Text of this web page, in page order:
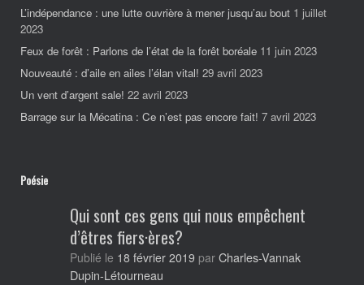
L’indépendance : une lutte ouvrière à mener jusqu’au bout 1 juillet
2023
Feux de forêt : Parlons de l’état de la forêt boréale 11 juin 2023
Nouveauté : d’aile en ailes l’élan vital! 29 avril 2023
Un vent d’argent sale! 22 avril 2023
Barrage sur la Mécatina : Ce n’est pas encore fait! 7 avril 2023
Poésie
Qui sont ces gens qui nous empêchent
d’êtres fiers·ères?
Publié le 18 février 2019 par Charles-Vannak
Dupin-Létourneau